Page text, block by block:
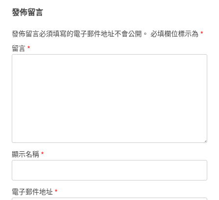
發佈留言
發佈留言必須填寫的電子郵件地址不會公開。 必填欄位標示為 *
留言 *
顯示名稱 *
電子郵件地址 *